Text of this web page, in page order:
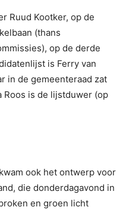
Ruud Kootker, op de
(thans
op de derde
is Ferry van
in de gemeenteraad zat
Roos is de lijstduwer (op
ook het ontwerp voor
die donderdagavond in
en groen licht